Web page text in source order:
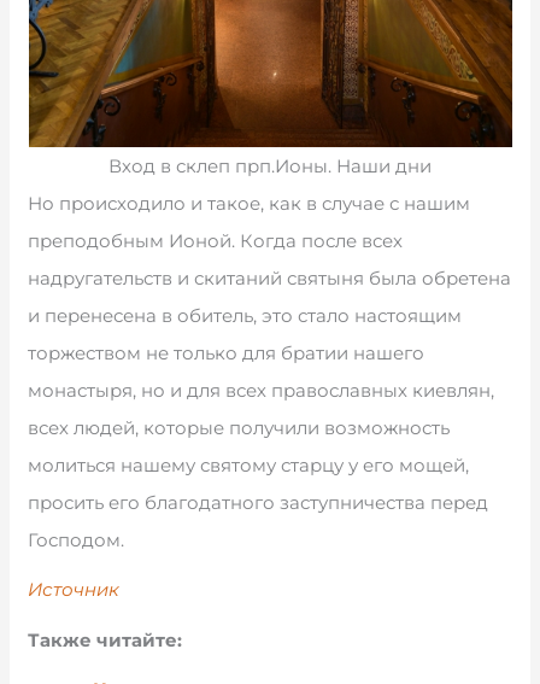
Вход в склеп прп.Ионы. Наши дни
Но происходило и такое, как в случае с нашим
преподобным Ионой. Когда после всех
надругательств и скитаний святыня была обретена
и перенесена в обитель, это стало настоящим
торжеством не только для братии нашего
монастыря, но и для всех православных киевлян,
всех людей, которые получили возможность
молиться нашему святому старцу у его мощей,
просить его благодатного заступничества перед
Господом.
Источник
Также читайте: